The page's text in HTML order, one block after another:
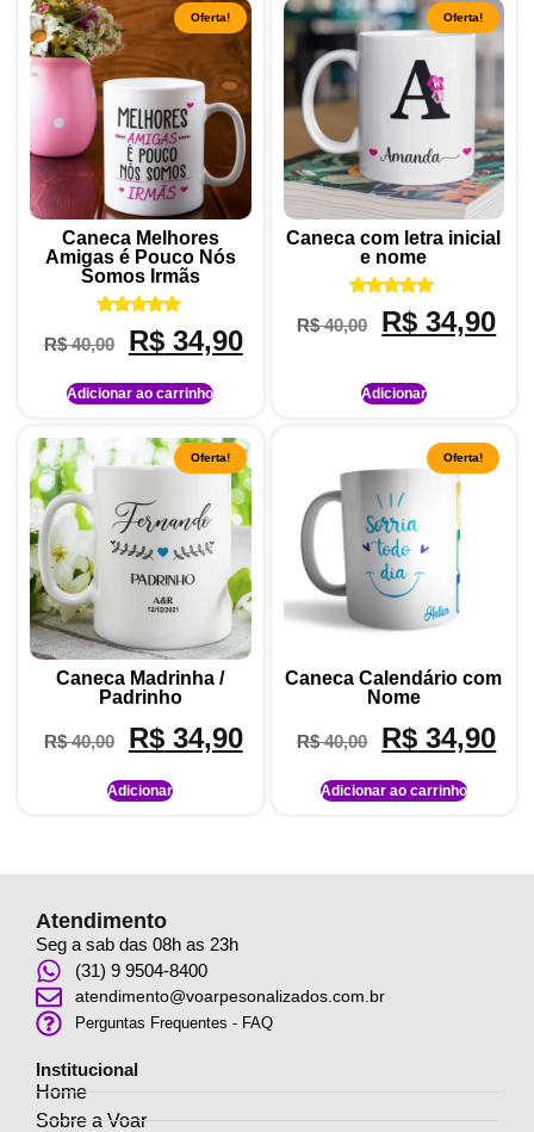
Oferta!
Caneca Melhores
Amigas é Pouco Nós
Somos Irmãs
Avaliação
5.00
de 5
R$40,00 R$34,90
Adicionar ao carrinho
Oferta!
Caneca com letra inicial
e nome
Avaliação
5.00
de 5
R$40,00 R$ 34,90
Adicionar
Oferta!
Caneca Madrinha /
Padrinho
R$40,00 R$34,90
Adicionar
Oferta!
Caneca Calendário com
Nome
R$40,00 R$ 34,90
Adicionar ao carrinho
Atendimento
Seg a sab das 08h as 23h
(31) 9 9504-8400
atendimento@voarpesonalizados.com.br
Perguntas Frequentes - FAQ
Institucional
Home
Sobre a Voar